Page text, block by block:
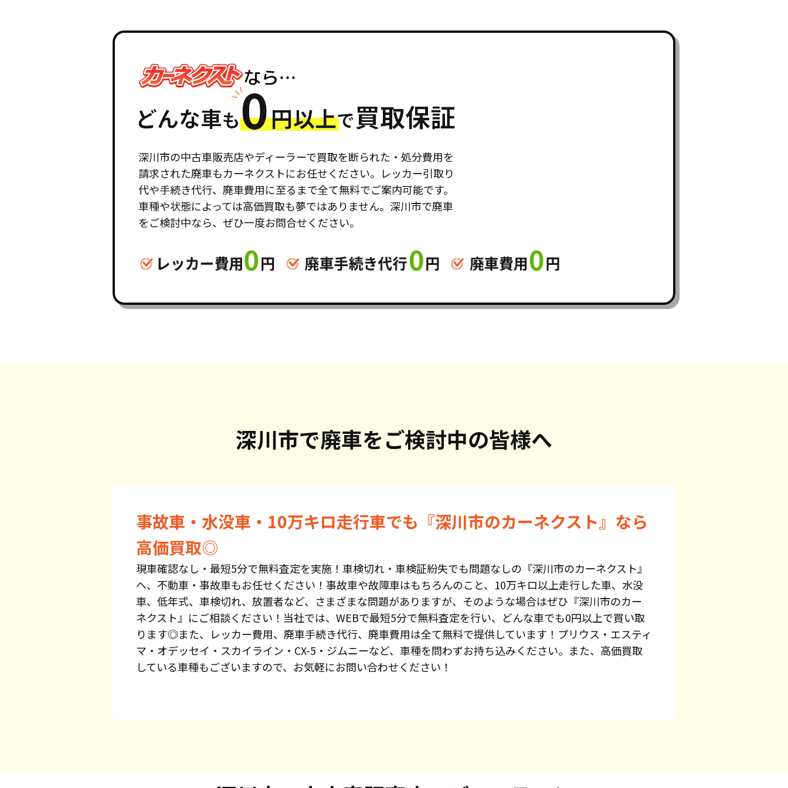
深川市の中古車販売店やディーラーで買取を断られた・処分費用を
請求された廃車もカーネクストにお任せください。レッカー引取り
代や手続き代行、廃車費用に至るまで全て無料でご案内可能です。
車種や状態によっては高価買取も夢ではありません。深川市で廃車
をご検討中なら、ぜひ一度お問合せください。
深川市で廃車をご検討中の皆様へ
事故車・水没車・10万キロ走行車でも『深川市のカーネクスト』なら
高価買取◎
現車確認なし・最短5分で無料査定を実施！車検切れ・車検証紛失でも問題なしの『深川市のカーネクスト』
へ、不動車・事故車もお任せください！事故車や故障車はもちろんのこと、10万キロ以上走行した車、水没
車、低年式、車検切れ、放置者など、さまざまな問題がありますが、そのような場合はぜひ『深川市のカー
ネクスト』にご相談ください！当社では、WEBで最短5分で無料査定を行い、どんな車でも0円以上で買い取
ります◎また、レッカー費用、廃車手続き代行、廃車費用は全て無料で提供しています！プリウス・エスティ
マ・オデッセイ・スカイライン・CX-5・ジムニーなど、車種を問わずお持ち込みください。また、高価買取
している車種もございますので、お気軽にお問い合わせください！